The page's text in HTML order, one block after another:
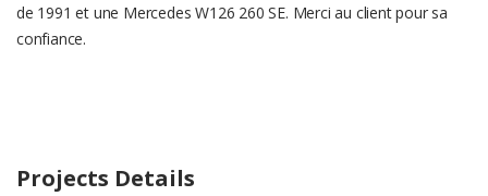
de 1991 et une Mercedes W126 260 SE. Merci au client pour sa
confiance.
Projects Details